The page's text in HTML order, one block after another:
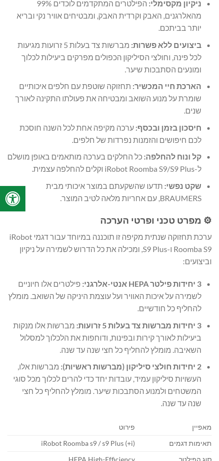
ניקיון מקסימלי:
הפילטרים המתקדמים לוכדים 99%
מהאלרגנים, האבק וקרדית האבק, ומבטיחים אוויר נקי ובריא
יותר בביתכם.
ביצועים ללא פשרות:
מברשות צד בעלות 5 זרועות מגיעות
לכל פינה, וחולצי הסיליקון הכפולים מפרקים ביעילות לכלוך
ומונעים הסתבכות שיער.
הארכת חיי המכשיר: תחזוקה שוטפת עם חלפים איכותיים
שומרת על מנוע השואב ומבטיחה את פעולתו התקינה לאורך
שנים.
חיסכון בזמן ובכסף: ערכה מקיפה אחת לכל השנה חוסכת
לכם חיפושים והזמנות נפרדות של חלפים.
קל ונוח להחלפה: כל החלקים בערכה מותאמים באופן מושלם
ל-iRobot Roomba S9/S9 Plus וקלים להחלפה עצמית.
שקט נפשי: תדעו שהשקעתם במוצר איכותי מבית
BRAUMERS, עם אחריות מלאה לטיב המוצר.
⚙️ מפרט טכני ופרטי הערכה
ערכת תחזוקה שנתית מקיפה זו תוכננה במיוחד עבור דגמי iRobot
Roomba S9 ו-S9 Plus, ומכילה את כל הדרוש לשמירה על ניקיון
וביצועים:
3 יחידות פילטר HEPA אנטי-אלרגני:
פילטרים אלו חיוניים
לשמירה על איכות האוויר ועל עוצמת היניקה של השואב. מומלץ
להחליף כל חודשיים.
3 יחידות מברשות צד בעלות 5 זרועות:
מברשות אלו מנקות
ביעילות לאורך קירות ובפינות, ודוחפות את הלכלוך למסלול
השאיבה. מומלץ להחליף כל חצי שנה עד שנה.
2 יחידות חולצי סיליקון (מברשות ראשיות):
מברשות אלו,
העשויות סיליקון עמיד, עובדות יחד כדי להרים לכלוך מכל סוגי
המשטחים ולמנוע הסתבכות שיער. מומלץ להחליף כל חצי
שנה עד שנה.
מאפיין
פירוט
תאימות דגמים
iRobot Roomba s9 / s9 Plus (+i)